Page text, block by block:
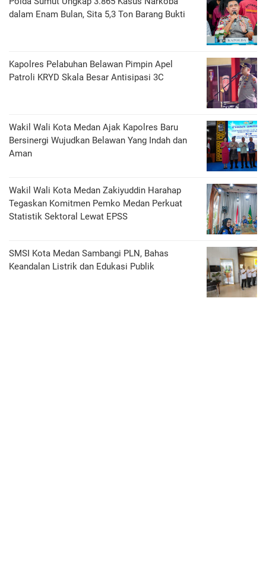
dalam Enam Bulan, Sita 5,3 Ton Barang Bukti
Kapolres Pelabuhan Belawan Pimpin Apel
Patroli KRYD Skala Besar Antisipasi 3C
Wakil Wali Kota Medan Ajak Kapolres Baru
Bersinergi Wujudkan Belawan Yang Indah dan
Aman
Wakil Wali Kota Medan Zakiyuddin Harahap
Tegaskan Komitmen Pemko Medan Perkuat
Statistik Sektoral Lewat EPSS
SMSI Kota Medan Sambangi PLN, Bahas
Keandalan Listrik dan Edukasi Publik